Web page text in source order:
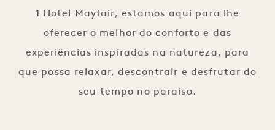
1 Hotel Mayfair, estamos aqui para lhe
oferecer o melhor do conforto e das
experiências inspiradas na natureza, para
que possa relaxar, descontrair e desfrutar do
seu tempo no paraíso.